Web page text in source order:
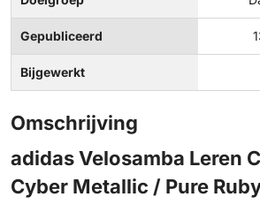
Gepubliceerd
Bijgewerkt
Omschrijving
adidas Velosamba Leren
Cyber Metallic / Pure